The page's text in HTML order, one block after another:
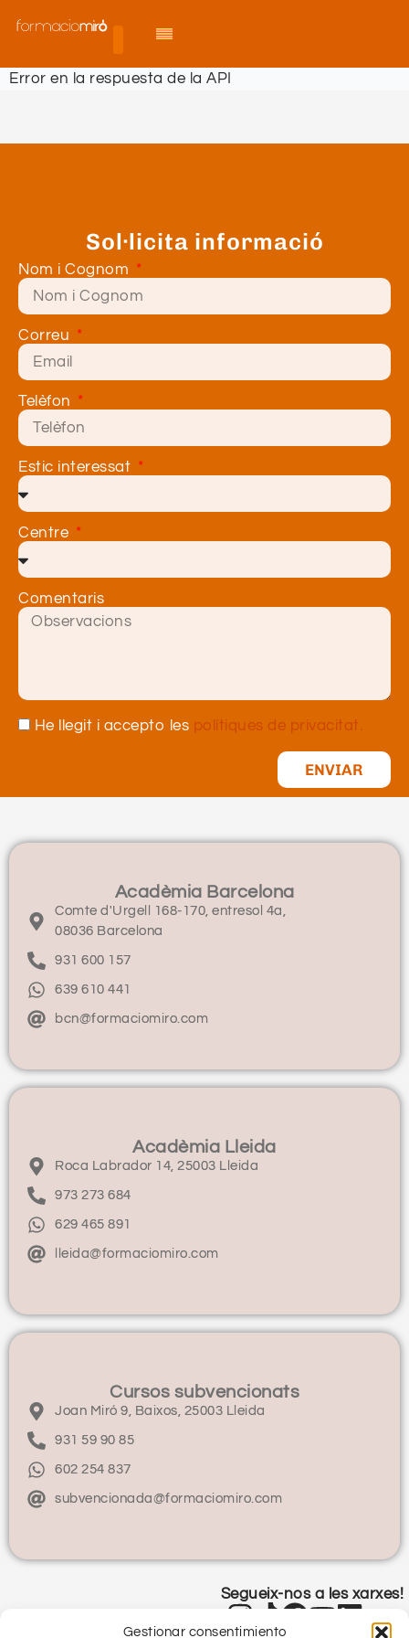
Gestionar consentimiento
Error en la respuesta de la API
Sol·licita informació
Nom i Cognom
Correu
Telèfon
Estic interessat
Centre
Comentaris
He llegit i accepto les polítiques de privacitat.
ENVIAR
Acadèmia Barcelona
Comte d'Urgell 168-170, entresol 4a,
08036 Barcelona
931 600 157
639 610 441
bcn@formaciomiro.com
Acadèmia Lleida
Roca Labrador 14, 25003 Lleida
973 273 684
629 465 891
lleida@formaciomiro.com
Cursos subvencionats
Joan Miró 9, Baixos, 25003 Lleida
931 59 90 85
602 254 837
subvencionada@formaciomiro.com
Segueix-nos a les xarxes!